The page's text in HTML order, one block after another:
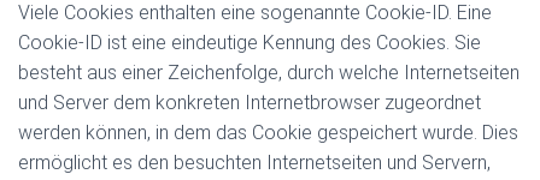
Viele Cookies enthalten eine sogenannte Cookie-ID. Eine
Cookie-ID ist eine eindeutige Kennung des Cookies. Sie
besteht aus einer Zeichenfolge, durch welche Internetseiten
und Server dem konkreten Internetbrowser zugeordnet
werden können, in dem das Cookie gespeichert wurde. Dies
ermöglicht es den besuchten Internetseiten und Servern,